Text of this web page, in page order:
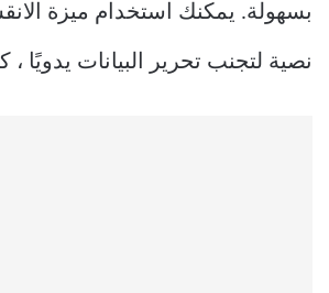
بسهولة. يمكنك استخدام ميزة
نصية لتجنب تحرير البيانات يدويًا